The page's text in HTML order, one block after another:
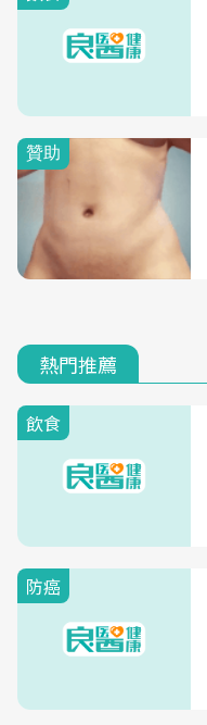
熱門推薦
飲食
防癌